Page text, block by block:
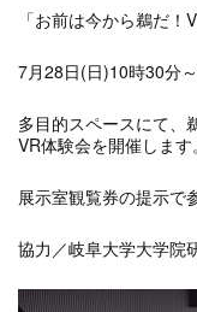
「お前は今から鵜だ！
7月28日(日)10時30分
多目的スペースにて、
VR体験会を開催します。
展示室観覧券の提示で
協力／岐阜大学大学院